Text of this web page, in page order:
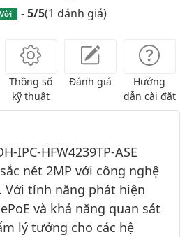
-5/5(1 đánh giá)
Thông số
kỹ thuật
Đánh giá
Hướng
dẫn cài đặt
IPC-HFW4239TP-ASE
nét 2MP với công nghệ
Với tính năng phát hiện
và khả năng quan sát
lý tưởng cho các hệ